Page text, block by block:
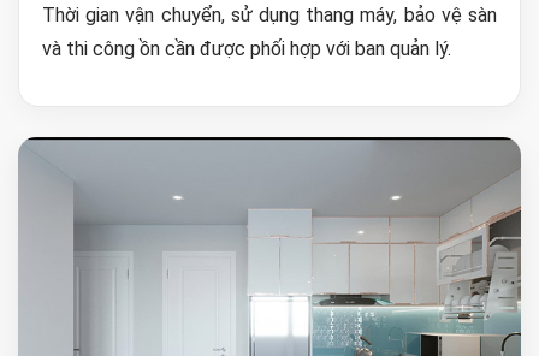
Thời gian vận chuyển, sử dụng thang máy, bảo vệ sàn
và thi công ồn cần được phối hợp với ban quản lý.